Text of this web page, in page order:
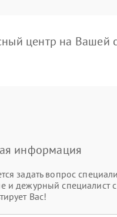
центр на Вашей
информация
задать вопрос
и дежурный специалист
Вас!